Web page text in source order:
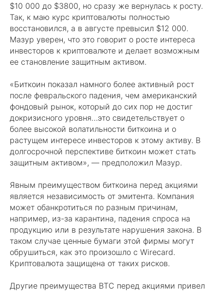
$10 000 до $3800, но сразу же вернулась к росту.
Так, к маю курс криптовалюты полностью
восстановился, а в августе превысил $12 000.
Мазур уверен, что это говорит о росте интереса
инвесторов к криптовалюте и делает возможным
ее становление защитным активом.
«Биткоин показал намного более активный рост
после февральского падения, чем американский
фондовый рынок, который до сих пор не достиг
докризисного уровня…это свидетельствует о
более высокой волатильности биткоина и о
растущем интересе инвесторов к этому активу. В
долгосрочной перспективе биткоин может стать
защитным активом», — предположил Мазур.
Явным преимуществом биткоина перед акциями
является независимость от эмитента. Компания
может обанкротиться по разным причинам,
например, из-за карантина, падения спроса на
продукцию или в результате нарушения закона. В
таком случае ценные бумаги этой фирмы могут
обрушиться, как это произошло с Wirecard.
Криптовалюта защищена от таких рисков.
Другие преимущества BTC перед акциями привел